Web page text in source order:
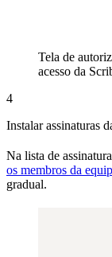
Tela de
acesso da
4
Instalar assinaturas
Na lista de
os membros da
gradual.